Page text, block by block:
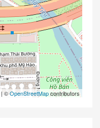
| ©OpenStreetMapcontributors